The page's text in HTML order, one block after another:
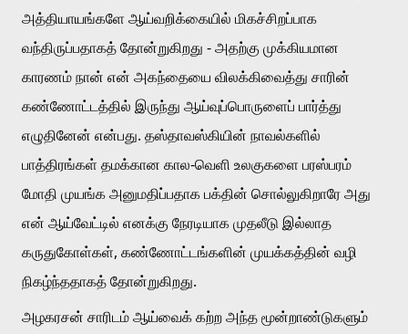
அத்தியாயங்களே ஆய்வறிக்கையில் மிகச்சிறப்பாக
வந்திருப்பதாகத் தோன்றுகிறது - அதற்கு முக்கியமான
காரணம் நான் என் அகந்தையை விலக்கிவைத்து சாரின்
கண்ணோட்டத்தில் இருந்து ஆய்வுப்பொருளைப் பார்த்து
எழுதினேன் என்பது. தஸ்தாவஸ்கியின் நாவல்களில்
பாத்திரங்கள் தமக்கான கால-வெளி உலகுகளை பரஸ்பரம்
மோதி முயங்க அனுமதிப்பதாக பக்தின் சொல்லுகிறாரே அது
என் ஆய்வேட்டில் எனக்கு நேரடியாக முதலீடு இல்லாத
கருதுகோள்கள், கண்ணோட்டங்களின் முயக்கத்தின் வழி
நிகழ்ந்ததாகத் தோன்றுகிறது.
அழகரசன் சாரிடம் ஆய்வைக் கற்ற அந்த மூன்றாண்டுகளும்